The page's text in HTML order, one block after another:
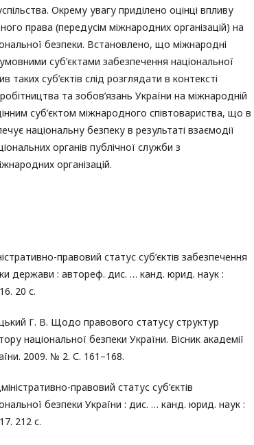
Окрему увагу приділено оцінці впливу
права (передусім міжнародних організацій) на
безпеки. Встановлено, що міжнародні
суб’єктами забезпечення національної
таких суб’єктів слід розглядати в контексті
та зобов’язань України на міжнародній
суб’єктом міжнародного співтовариства, що в
національну безпеку в результаті взаємодії
органів публічної служби з
організацій.
правовий статус суб’єктів забезпечення
держави : автореф. дис. … канд. юрид. наук :
20 с.
Г. В. Щодо правового статусу структур
національної безпеки України. Вісник академії
2009. № 2. С. 161–168.
правовий статус суб’єктів
безпеки України : дис. … канд. юрид. наук :
212 с.